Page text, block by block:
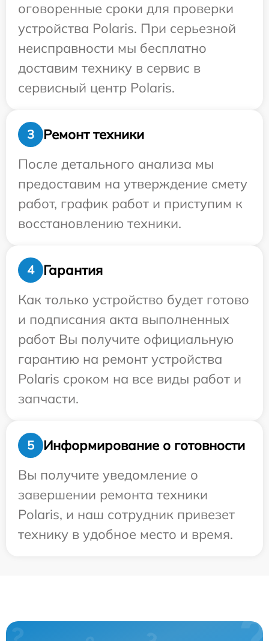
оговоренные сроки для проверки
устройства Polaris. При серьезной
неисправности мы бесплатно
доставим технику в сервис в
сервисный центр Polaris.
3
Ремонт техники
После детального анализа мы
предоставим на утверждение смету
работ, график работ и приступим к
восстановлению техники.
4
Гарантия
Как только устройство будет готово
и подписания акта выполненных
работ Вы получите официальную
гарантию на ремонт устройства
Polaris сроком на все виды работ и
запчасти.
5
Информирование о готовности
Вы получите уведомление о
завершении ремонта техники
Polaris, и наш сотрудник привезет
технику в удобное место и время.